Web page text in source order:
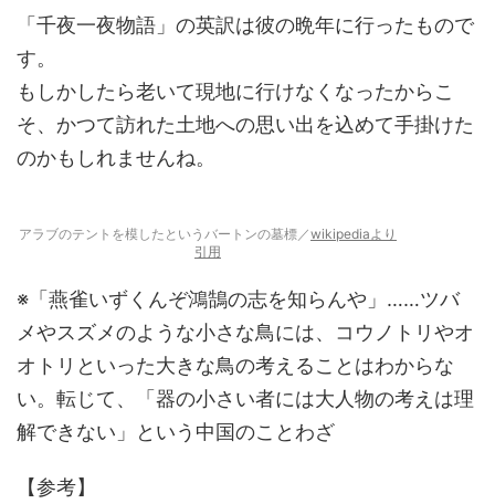
「千夜一夜物語」の英訳は彼の晩年に行ったもので
す。
もしかしたら老いて現地に行けなくなったからこ
そ、かつて訪れた土地への思い出を込めて手掛けた
のかもしれませんね。
アラブのテントを模したというバートンの墓標／wikipediaより
引用
※「燕雀いずくんぞ鴻鵠の志を知らんや」……ツバ
メやスズメのような小さな鳥には、コウノトリやオ
オトリといった大きな鳥の考えることはわからな
い。転じて、「器の小さい者には大人物の考えは理
解できない」という中国のことわざ
【参考】